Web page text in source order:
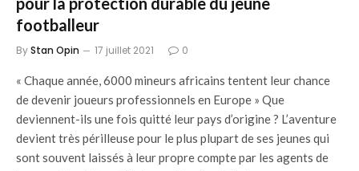
footballeur
ByStan Opin 17 juillet 2021 0
« Chaque année, 6000 mineurs africains tentent leur chance
de devenir joueurs professionnels en Europe » Que
deviennent-ils une fois quitté leur pays d’origine ? L’aventure
devient très périlleuse pour le plus plupart de ses jeunes qui
sont souvent laissés à leur propre compte par les agents de